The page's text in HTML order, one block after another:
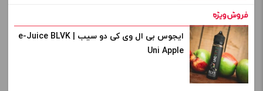
نیکوتین:
ایجوس بی ال وی کی دو سیب | e-Juice BLVK
Uni Apple